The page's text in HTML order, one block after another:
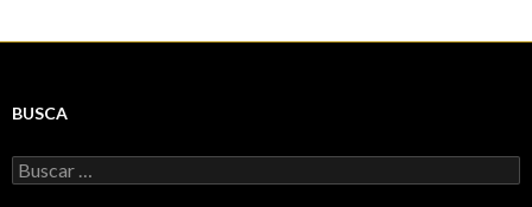
las
BUSCA
Buscar: